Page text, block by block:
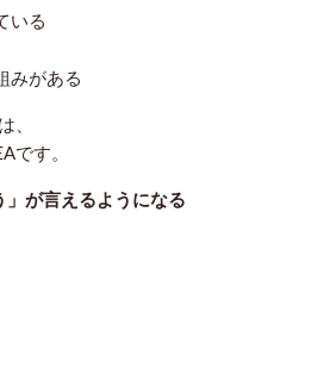
いる
みがある
、
です。
が言えるようになる